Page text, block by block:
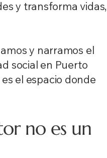
y transforma vidas,
y narramos el
social en Puerto
el espacio donde
no es un